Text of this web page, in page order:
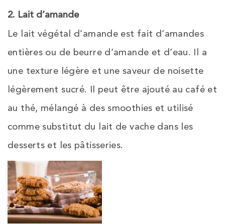
2. Lait d’amande
Le lait végétal d’amande est fait d’amandes
entières ou de beurre d’amande et d’eau. Il a
une texture légère et une saveur de noisette
légèrement sucré. Il peut être ajouté au café et
au thé, mélangé à des smoothies et utilisé
comme substitut du lait de vache dans les
desserts et les pâtisseries.